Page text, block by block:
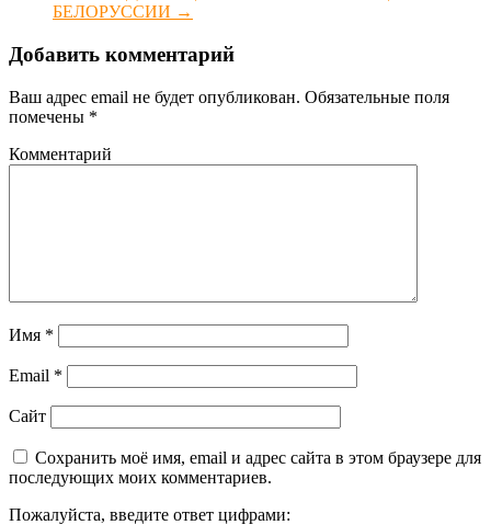
БЕЛОРУССИИ →
Добавить комментарий
Ваш адрес email не будет опубликован. Обязательные поля
помечены *
Комментарий
Имя *
Email *
Сайт
Сохранить моё имя, email и адрес сайта в этом браузере для
последующих моих комментариев.
Пожалуйста, введите ответ цифрами: